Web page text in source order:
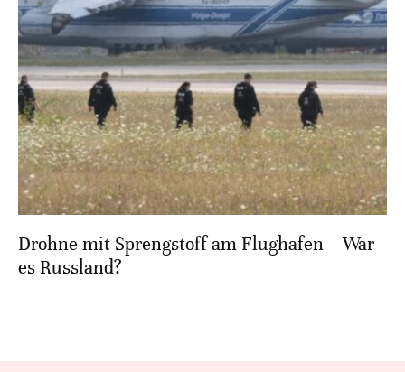
Drohne mit Sprengstoff am Flughafen – War
es Russland?